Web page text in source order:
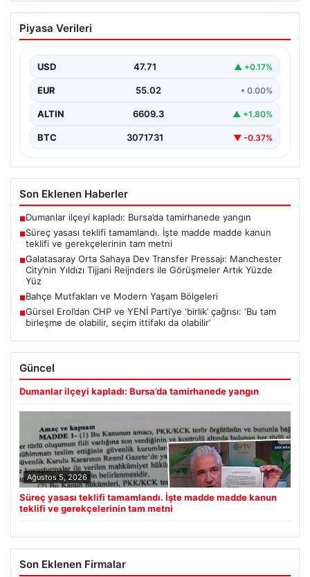
Süreç yasası teklifi tamamlandı. İşte
madde madde kanun teklifi ve
Piyasa Verileri
USD 47.71 ▲ +0.17%
EUR 55.02 • 0.00%
ALTIN 6609.3 ▲ +1.80%
BTC 3071731 ▼ -0.37%
Son Eklenen Haberler
■Dumanlar ilçeyi kapladı: Bursa’da tamirhanede yangın
■Süreç yasası teklifi tamamlandı. İşte madde madde kanun
teklifi ve gerekçelerinin tam metni
■Galatasaray Orta Sahaya Dev Transfer Pressajı: Manchester
City’nin Yıldızı Tijjani Reijnders ile Görüşmeler Artık Yüzde
Yüz
■Bahçe Mutfakları ve Modern Yaşam Bölgeleri
■Gürsel Erol’dan CHP ve YENİ Parti’ye ‘birlik’ çağrısı: ‘Bu tam
birleşme de olabilir, seçim ittifakı da olabilir’
Güncel
Dumanlar ilçeyi kapladı: Bursa’da tamirhanede yangın
Ağustos 5, 2026
Süreç yasası teklifi tamamlandı. İşte madde madde kanun
teklifi ve gerekçelerinin tam metni
Son Eklenen Firmalar